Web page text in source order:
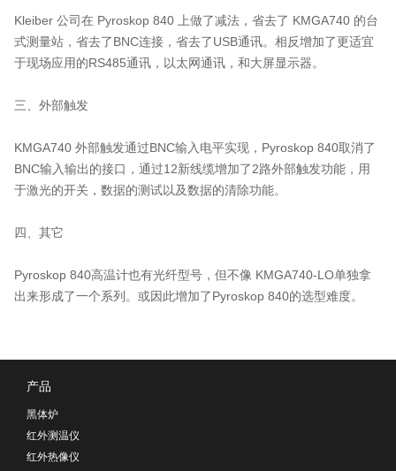
Kleiber 公司在 Pyroskop 840 上做了减法，省去了 KMGA740 的台
式测量站，省去了BNC连接，省去了USB通讯。相反增加了更适宜
于现场应用的RS485通讯，以太网通讯，和大屏显示器。
三、外部触发
KMGA740 外部触发通过BNC输入电平实现，Pyroskop 840取消了
BNC输入输出的接口，通过12新线缆增加了2路外部触发功能，用
于激光的开关，数据的测试以及数据的清除功能。
四、其它
Pyroskop 840高温计也有光纤型号，但不像 KMGA740-LO单独拿
出来形成了一个系列。或因此增加了Pyroskop 840的选型难度。
产品
黑体炉
红外测温仪
红外热像仪